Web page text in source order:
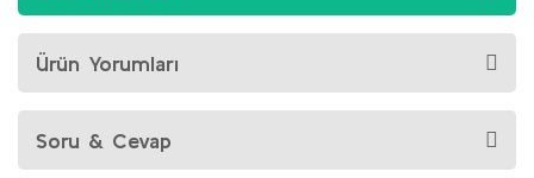
Ürün Yorumları
Soru & Cevap